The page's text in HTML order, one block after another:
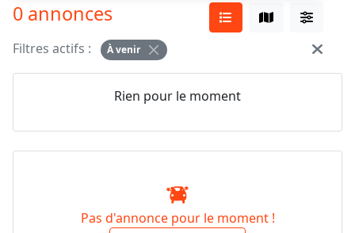
0 annonces
Filtres actifs : À venir
Rien pour le moment
Pas d'annonce pour le moment !